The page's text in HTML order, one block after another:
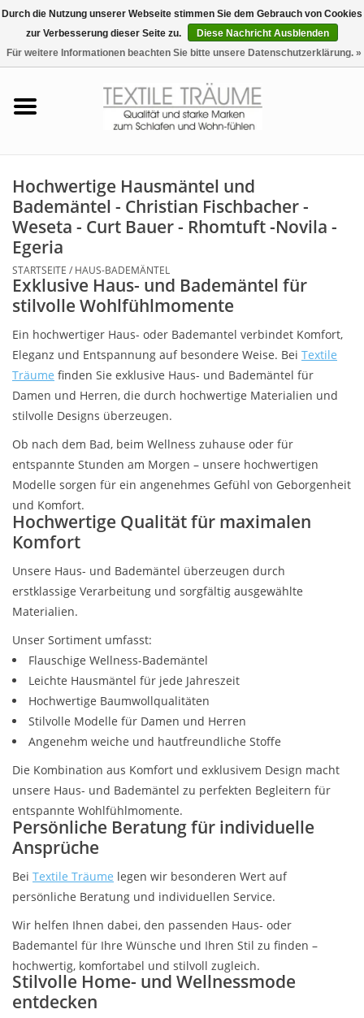
0 Artikel - €0,00
Tag & Nachtwäsche
Freizeit-Hausanzüge
Badezimmer & Sauna
Haus-Bademäntel
Plaids, Decken, Kissen
Mode & Accessoires
Edles aus Cashmere
Tisch & Küche
Kinder
Gutscheine
Angebote
Geprüfter Webshop
Über uns
Vertrag widerrufen
Tel.0049(0)7322-919376
Blog-Aktuelles
Hochwertige Hausmäntel und
Bademäntel - Christian Fischbacher -
Weseta - Curt Bauer - Rhomtuft -Novila -
Egeria
STARTSEITE / HAUS-BADEMÄNTEL
Exklusive Haus- und Bademäntel für
stilvolle Wohlfühlmomente
Ein hochwertiger Haus- oder Bademantel verbindet Komfort,
Eleganz und Entspannung auf besondere Weise. Bei Textile
Träume finden Sie exklusive Haus- und Bademäntel für
Damen und Herren, die durch hochwertige Materialien und
stilvolle Designs überzeugen.
Ob nach dem Bad, beim Wellness zuhause oder für
entspannte Stunden am Morgen – unsere hochwertigen
Modelle sorgen für ein angenehmes Gefühl von Geborgenheit
und Komfort.
Hochwertige Qualität für maximalen
Komfort
Unsere Haus- und Bademäntel überzeugen durch
erstklassige Verarbeitung und sorgfältig ausgewählte
Materialien.
Unser Sortiment umfasst:
Flauschige Wellness-Bademäntel
Leichte Hausmäntel für jede Jahreszeit
Hochwertige Baumwollqualitäten
Stilvolle Modelle für Damen und Herren
Angenehm weiche und hautfreundliche Stoffe
Die Kombination aus Komfort und exklusivem Design macht
unsere Haus- und Bademäntel zu perfekten Begleitern für
entspannte Wohlfühlmomente.
Persönliche Beratung für individuelle
Ansprüche
Bei Textile Träume legen wir besonderen Wert auf
persönliche Beratung und individuellen Service.
Wir helfen Ihnen dabei, den passenden Haus- oder
Bademantel für Ihre Wünsche und Ihren Stil zu finden –
hochwertig, komfortabel und stilvoll zugleich.
Stilvolle Home- und Wellnessmode
entdecken
Durch die Nutzung unserer Webseite stimmen Sie dem Gebrauch von Cookies
zur Verbesserung dieser Seite zu.
Diese Nachricht Ausblenden
Für weitere Informationen beachten Sie bitte unsere Datenschutzerklärung. »